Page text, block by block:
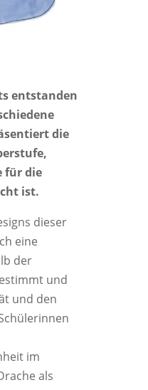
entstanden
die
für die
ist.
dieser
eine
der
und
und den
im
als